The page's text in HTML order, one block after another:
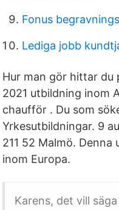
Fonus
Lediga jobb
Hur man gör hittar du
2021 utbildning inom
chaufför . Du som
Yrkesutbildningar. 9
211 52 Malmö.
inom Europa.
Karens, det vill